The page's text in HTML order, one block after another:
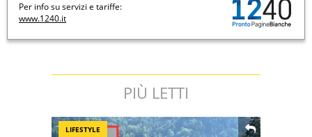
Per info su servizi e tariffe:
www.1240.it
PIÙ LETTI
LIFESTYLE